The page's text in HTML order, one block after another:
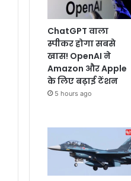
ChatGPT वाला
स्पीकर होगा सबसे
खास! OpenAI ने
Amazon और Apple
के लिए बढ़ाई टेंशन
5 hours ago